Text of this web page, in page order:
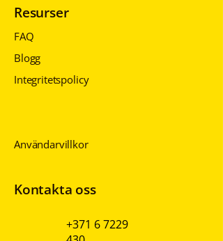
Resurser
FAQ
Blogg
Integritetspolicy
Användarvillkor
Kontakta oss
+371 6 7229